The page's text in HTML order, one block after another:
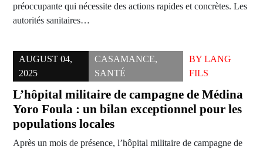
préoccupante qui nécessite des actions rapides et concrètes. Les
autorités sanitaires…
AUGUST 04,
2025
CASAMANCE,
SANTÉ
BYLANG
FILS
L’hôpital militaire de campagne de Médina
Yoro Foula : un bilan exceptionnel pour les
populations locales
Après un mois de présence, l’hôpital militaire de campagne de